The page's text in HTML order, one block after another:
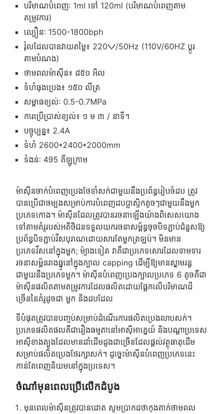
បរិមាណបំពេញ: 1ml ទៅ 120ml (បរិមាណបំពេញតាម
តម្រូវការ)
ល្បឿន: 1500-1800bph
វ៉ុលដែលបានវាយតម្លៃ៖ 220Ｖ/50Hz (110V/60HZ ប្ដូរ
តាមបំណង)
ថាមពលម៉ាស៊ីន៖ ៨៥០ អិល
ទំហំធុងប្រេង៖ ១៥០ លីត្រ
សម្ពាធខ្យល់: 0.5-0.7MPa
ការប្រើប្រាស់ខ្យល់៖ ១ ម ៣ / នាទី។
បច្ចុប្បន្ន៖ 2.4A
ទំហំ 2600*2400*2000mm
ទំងន់: 495 គីឡូក្រាម
ម៉ាស៊ីនចាក់បំពេញប្រេងថែទាំសក់ជាមួយនឹងប្រព័ន្ធរៀបចំដប ត្រូវ
បានប្រើជាចម្បងសម្រាប់ការបំពេញដបប្លាស្ទិកតូចៗជាមួយនឹងមួក
ប្រភេទកោង។ ម៉ាស៊ីនដែលត្រូវបានរចនាឡើងយ៉ាងពិសេសយោង
ទៅតាមគំរូរបស់អតិថិជនទទួលយករចនាសម្ព័ន្ធចុចបិទភ្ជាប់ជំនួសឱ្យ
ប្រព័ន្ធបិទភ្ជាប់វីសបុរាណដោយសារតែមួកត្រឡប់។ មិនមាន
ប្រភេទវីសនៅក្នុងមួក; ម៉្យាងទៀត វាគឺជាប្រភេទសោរដែលទាមទារ
រចនាសម្ព័នរាងធ្នូនៅក្នុងក្បាល capping ដើម្បីឱ្យមានស្នាមរន្ធ
ជាមួយនឹងប្រភេទមួក។ ម៉ាស៊ីនបំពេញប្រេងក្បាលប្រភេទ 6 តូចគឺជា
ម៉ាស៊ីនផលិតតាមតម្រូវការដែលផលិតដោយផ្អែកលើបរិមាណដ៏
ច្រើននៃគំរូដូចជា មួក និងដបដែល
ទី​បំផុត​ត្រូវ​បាន​បញ្ចប់​សម្រាប់​ដំណើរការ​ផលិត​ប្រេង​លាប​សក់។
ប្រភេទផលិតផលគឺជារឿងធម្មតានៅអាស៊ីអាគ្នេយ៍ និងបណ្តាប្រទេស
អាស៊ីខាងត្បូងដែលមានដាំដើមដូងជាច្រើនដែលផ្តល់វត្ថុធាតុដើម
សម្រាប់ផលិតប្រេងថែរក្សាសក់។ ដូច្នេះ​ម៉ាស៊ីន​បំពេញ​ប្រភេទ​នេះ​
កាន់​តែ​ពេញ​និយម​នៅ​ក្នុង​ប្រទេស។
ចំណាំមុនពេលប្រើលើកដំបូង
មុនពេលម៉ាស៊ីនត្រូវបានដោត សូមប្រាកដថាកុងតាក់ថាមពល